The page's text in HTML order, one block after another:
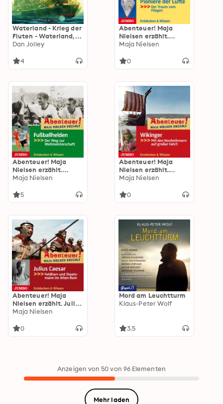
Waterland - Krieg der
Fluten - Waterland,
Band 4 (Ungekürzte
Fluten
Dan Jolley
4
Abenteuer! Maja
Nielsen erzählt.
Pioniere der Lüfte:
Fliegen
Maja Nielsen
0
Abenteuer! Maja
Nielsen erzählt.
Fußballhelden: Der
Weltmeisterschaft
Maja Nielsen
5
Abenteuer! Maja
Nielsen erzählt.
Wikinger: Mit den
großer Fahrt
Maja Nielsen
0
Abenteuer! Maja
Nielsen erzählt. Julius
Caesar: Feldherr und
Rom
Maja Nielsen
0
Mord am Leuchtturm
Klaus-Peter Wolf
3.5
Anzeigen von 50 von 96 Elementen
Mehr laden